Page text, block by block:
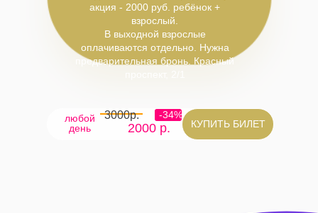
КУПИТЬ БИЛЕТ
2000 р.
любой
день
-34%
3000р.
акция - 2000 руб. ребёнок +
взрослый.
В выходной взрослые
оплачиваются отдельно. Нужна
предварительная бронь. Красный